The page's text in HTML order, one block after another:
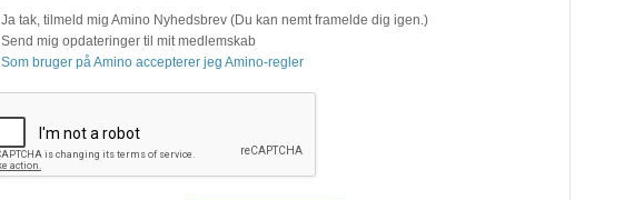
Ja tak, tilmeld mig Amino Nyhedsbrev (Du kan nemt framelde dig igen.)
Send mig opdateringer til mit medlemskab
Som bruger på Amino accepterer jeg Amino-regler